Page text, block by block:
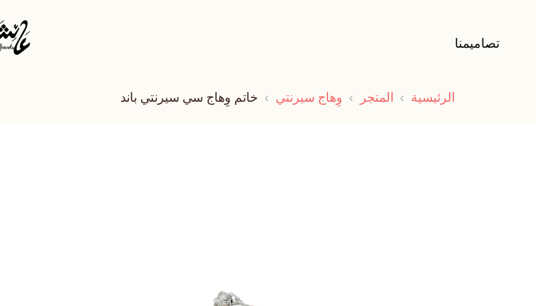
تصاميمنا
الرئيسية المتجر وِهاج سيرنتي خاتم وِهاج سي سيرنتي باند